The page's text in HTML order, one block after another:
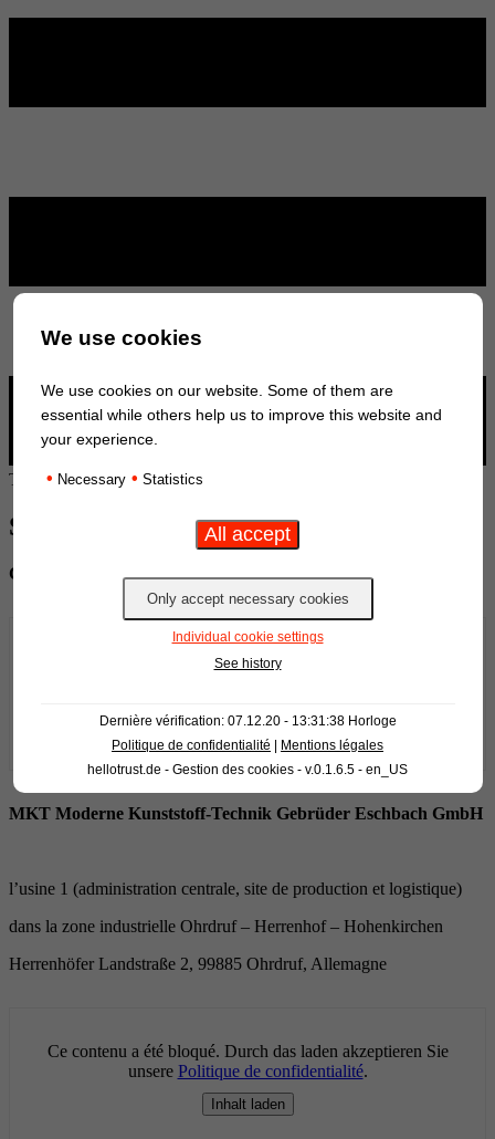
Tu es là:Page d'accueil/Entreprise
SITES
Comment nous trouver
Ce contenu a été bloqué. Durch das laden akzeptieren Sie
Inhalt laden
MKT Moderne Kunststoff-Technik Gebrüder Eschbach GmbH
l’usine 1 (administration centrale, site de production et logistique)
dans la zone industrielle Ohrdruf – Herrenhof – Hohenkirchen
Herrenhöfer Landstraße 2, 99885 Ohrdruf, Allemagne
Ce contenu a été bloqué. Durch das laden akzeptieren Sie
unsere Politique de confidentialité.
Inhalt laden
We use cookies
We use cookies on our website. Some of them are
essential while others help us to improve this website and
your experience.
• Necessary • Statistics
Individual cookie settings
See history
Dernière vérification: 07.12.20 - 13:31:38 Horloge
Politique de confidentialité
Mentions légales
hellotrust.de - Gestion des cookies - v.0.1.6.5 - en_US